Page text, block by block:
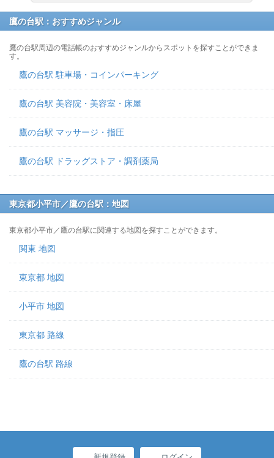
鷹の台駅：おすすめジャンル
鷹の台駅周辺の電話帳のおすすめジャンルからスポットを探すことができま
す。
鷹の台駅 駐車場・コインパーキング
鷹の台駅 美容院・美容室・床屋
鷹の台駅 マッサージ・指圧
鷹の台駅 ドラッグストア・調剤薬局
東京都小平市／鷹の台駅：地図
東京都小平市／鷹の台駅に関連する地図を探すことができます。
関東 地図
東京都 地図
小平市 地図
東京都 路線
鷹の台駅 路線